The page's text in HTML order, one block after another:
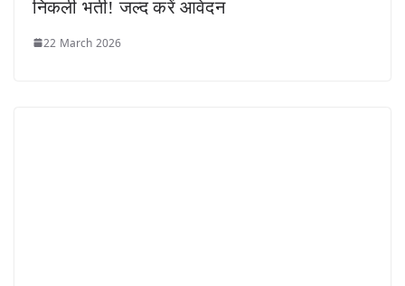
निकली भर्ती! जल्द करें आवेदन
22 March 2026